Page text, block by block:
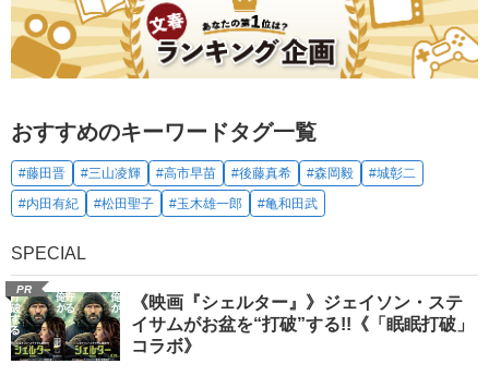
おすすめのキーワードタグ一覧
#藤田晋 #三山凌輝 #高市早苗 #後藤真希 #森岡毅
#城彰二
#内田有紀
#松田聖子 #玉木雄一郎 #亀和田武
SPECIAL
PR
《映画『シェルター』》ジェイソン・ステ
イサムがお盆を“打破”する!!《「眠眠打破」
コラボ》